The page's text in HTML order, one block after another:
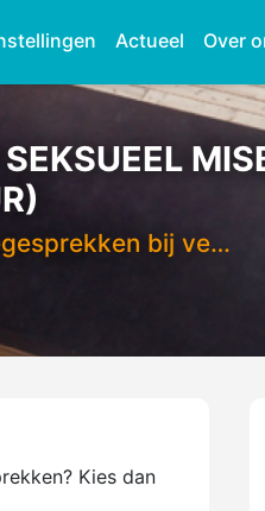
Actueel Over
bij ve…
Kies dan